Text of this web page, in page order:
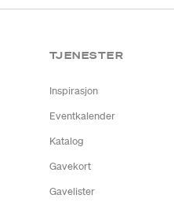
TJENESTER
Inspirasjon
Eventkalender
Katalog
Gavekort
Gavelister